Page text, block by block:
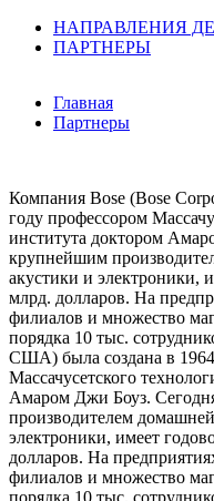
НАПРАВЛЕНИЯ
ПАРТНЕРЫ
Главная
Партнеры
Компания Bose (Bose
году профессором
института доктором
крупнейшим
акустики и электроники,
млрд. долларов. На
филиалов и множество
порядка 10 тыс.
США) была создана в
Массачусетского
Амаром Джи Боуз.
производителем
электроники, имеет
долларов. На
филиалов и множество
порядка 10 тыс.